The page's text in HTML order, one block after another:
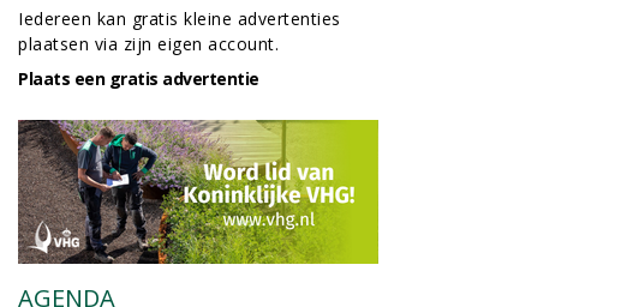
Iedereen kan gratis kleine advertenties
plaatsen via zijn eigen account.
Plaats een gratis advertentie
AGENDA